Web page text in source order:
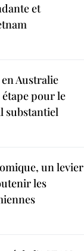
et
Australie
pour le
substantiel
un levier
les